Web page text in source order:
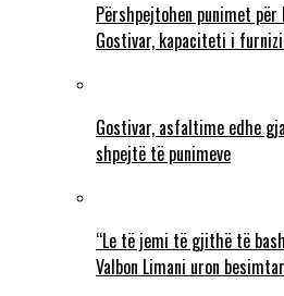
Përshpejtohen punimet
Gostivar, kapaciteti i
Gostivar, asfaltime edhe
shpejtë të punimeve
“Le të jemi të gjithë të
Valbon Limani uron